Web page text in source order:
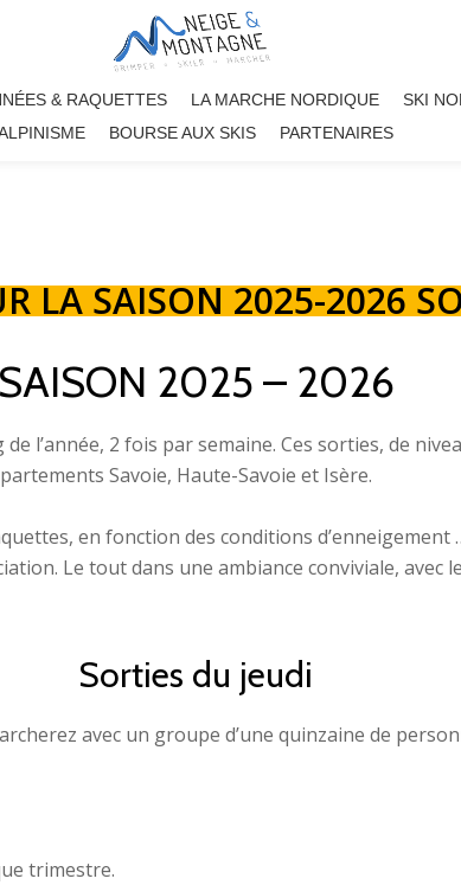
& RAQUETTES LA MARCHE NORDIQUE SKI
BOURSE AUX SKIS PARTENAIRES
LA SAISON 2025-2026
SAISON 2025 – 2026
l’année, 2 fois par semaine. Ces sorties, de
Savoie, Haute-Savoie et Isère.
en fonction des conditions d’enneigement
Le tout dans une ambiance conviviale,
Sorties du jeudi
avec un groupe d’une quinzaine de
trimestre.